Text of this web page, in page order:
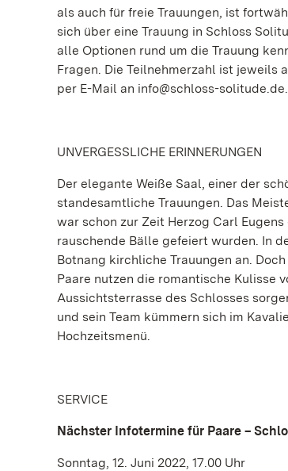
als auch für freie Trauungen, ist
sich über eine Trauung in Schloss
alle Optionen rund um die Trauung
Fragen. Die Teilnehmerzahl ist jeweils
per E-Mail an info@schloss-solitude.de.
UNVERGESSLICHE ERINNERUNGEN
Der elegante Weiße Saal, einer der
standesamtliche Trauungen. Das
war schon zur Zeit Herzog Carl
rauschende Bälle gefeiert wurden. In
Botnang kirchliche Trauungen an.
Paare nutzen die romantische Kulisse
Aussichtsterrasse des Schlosses
und sein Team kümmern sich im
Hochzeitsmenü.
SERVICE
Nächster Infotermine für Paare –
Sonntag, 12. Juni 2022, 17.00 Uhr